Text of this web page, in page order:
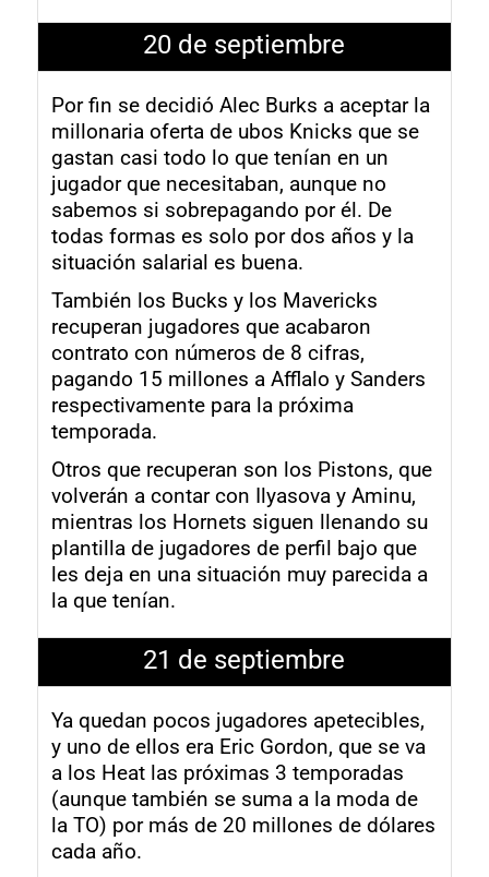
20 de septiembre
Por fin se decidió Alec Burks a aceptar la
millonaria oferta de ubos Knicks que se
gastan casi todo lo que tenían en un
jugador que necesitaban, aunque no
sabemos si sobrepagando por él. De
todas formas es solo por dos años y la
situación salarial es buena.
También los Bucks y los Mavericks
recuperan jugadores que acabaron
contrato con números de 8 cifras,
pagando 15 millones a Afflalo y Sanders
respectivamente para la próxima
temporada.
Otros que recuperan son los Pistons, que
volverán a contar con Ilyasova y Aminu,
mientras los Hornets siguen llenando su
plantilla de jugadores de perfil bajo que
les deja en una situación muy parecida a
la que tenían.
21 de septiembre
Ya quedan pocos jugadores apetecibles,
y uno de ellos era Eric Gordon, que se va
a los Heat las próximas 3 temporadas
(aunque también se suma a la moda de
la TO) por más de 20 millones de dólares
cada año.